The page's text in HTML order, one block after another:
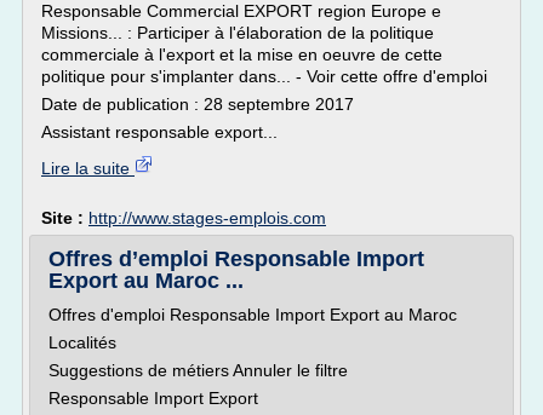
Responsable Commercial EXPORT region Europe e
Missions... : Participer à l'élaboration de la politique
commerciale à l'export et la mise en oeuvre de cette
politique pour s'implanter dans... - Voir cette offre d'emploi
Date de publication : 28 septembre 2017
Assistant responsable export...
Lire la suite
Site : http://www.stages-emplois.com
Offres d’emploi Responsable Import
Export au Maroc ...
Offres d'emploi Responsable Import Export au Maroc
Localités
Suggestions de métiers Annuler le filtre
Responsable Import Export